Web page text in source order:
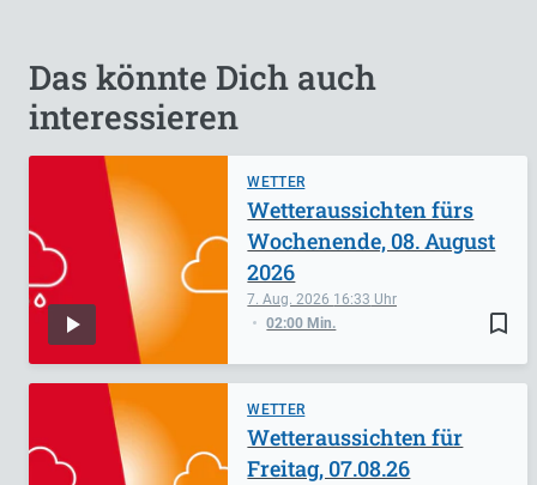
Das könnte Dich auch
interessieren
WETTER
bookmark_border
7. Aug. 2026 16:33
02:00 Min.
Wetteraussichten fürs
Wochenende, 08. August
2026
WETTER
Wetteraussichten für
Freitag, 07.08.26